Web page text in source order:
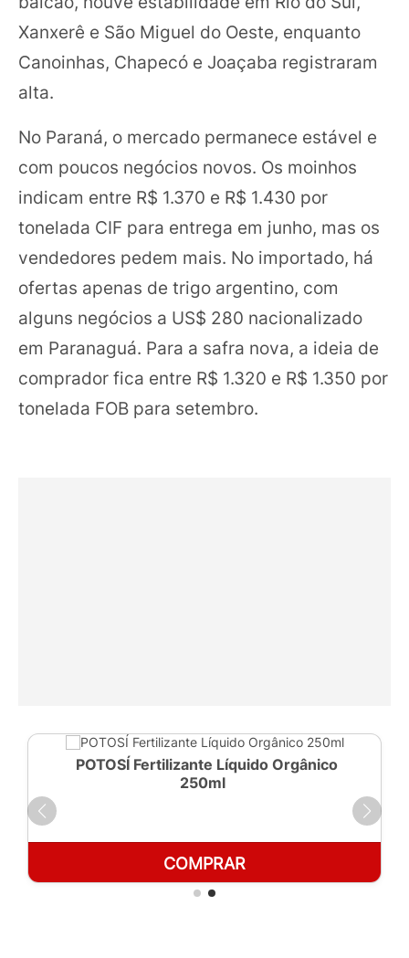
Xanxerê e São Miguel do Oeste, enquanto
Canoinhas, Chapecó e Joaçaba registraram
alta.
No Paraná, o mercado permanece estável e
com poucos negócios novos. Os moinhos
indicam entre R$ 1.370 e R$ 1.430 por
tonelada CIF para entrega em junho, mas os
vendedores pedem mais. No importado, há
ofertas apenas de trigo argentino, com
alguns negócios a US$ 280 nacionalizado
em Paranaguá. Para a safra nova, a ideia de
comprador fica entre R$ 1.320 e R$ 1.350 por
tonelada FOB para setembro.
POTOSÍ Fertilizante Líquido Orgânico
250ml
COMPRAR